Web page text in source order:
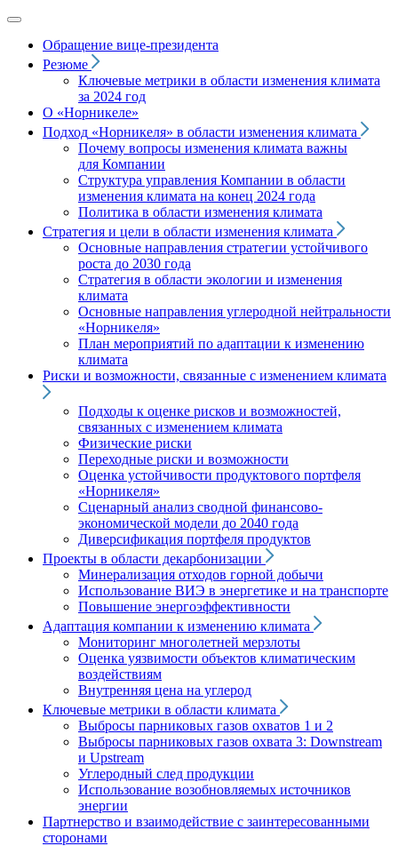
Обращение вице‑президента
Резюме
Ключевые метрики в области изменения климата
за 2024 год
О «Норникеле»
Подход «Норникеля» в области изменения климата
Почему вопросы изменения климата важны
для Компании
Структура управления Компании в области
изменения климата на конец 2024 года
Политика в области изменения климата
Стратегия и цели в области изменения климата
Основные направления стратегии устойчивого
роста до 2030 года
Стратегия в области экологии и изменения
климата
Основные направления углеродной нейтральности
«Норникеля»
План мероприятий по адаптации к изменению
климата
Риски и возможности, связанные с изменением климата
Подходы к оценке рисков и возможностей,
связанных с изменением климата
Физические риски
Переходные риски и возможности
Оценка устойчивости продуктового портфеля
«Норникеля»
Сценарный анализ сводной финансово-
экономической модели до 2040 года
Диверсификация портфеля продуктов
Проекты в области декарбонизации
Минерализация отходов горной добычи
Использование ВИЭ в энергетике и на транспорте
Повышение энергоэффективности
Адаптация компании к изменению климата
Мониторинг многолетней мерзлоты
Оценка уязвимости объектов климатическим
воздействиям
Внутренняя цена на углерод
Ключевые метрики в области климата
Выбросы парниковых газов охватов 1 и 2
Выбросы парниковых газов охвата 3: Downstream
и Upstream
Углеродный след продукции
Использование возобновляемых источников
энергии
Партнерство и взаимодействие с заинтересованными
сторонами